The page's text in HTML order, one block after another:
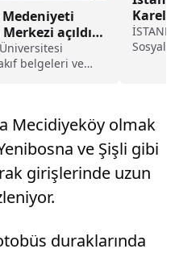
Medeniyeti
açıldı
belgeleri ve
temel
Kültürü ve
Merkezi
buluşma
Sosyal
Mecidiyeköy olmak
ve Şişli gibi
girişlerinde uzun
duraklarında